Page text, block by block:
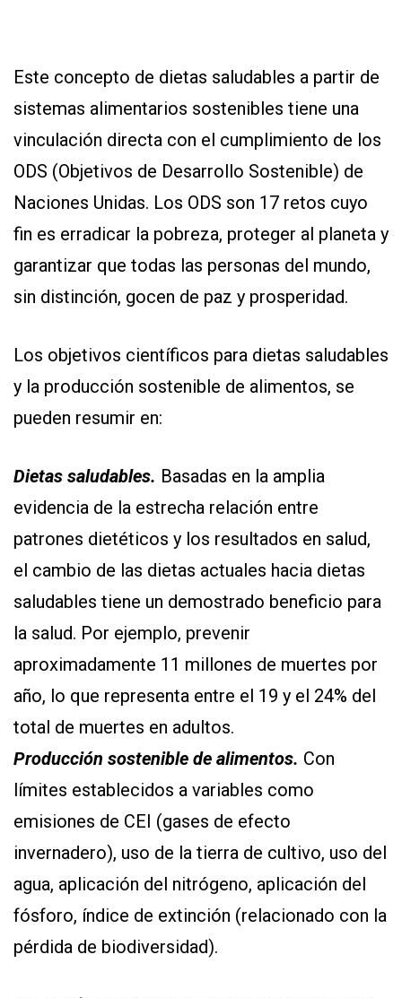
Este concepto de dietas saludables a partir de
sistemas alimentarios sostenibles tiene una
vinculación directa con el cumplimiento de los
ODS (Objetivos de Desarrollo Sostenible) de
Naciones Unidas. Los ODS son 17 retos cuyo
fin es erradicar la pobreza, proteger al planeta y
garantizar que todas las personas del mundo,
sin distinción, gocen de paz y prosperidad.
Los objetivos científicos para dietas saludables
y la producción sostenible de alimentos, se
pueden resumir en:
Dietas saludables. Basadas en la amplia
evidencia de la estrecha relación entre
patrones dietéticos y los resultados en salud,
el cambio de las dietas actuales hacia dietas
saludables tiene un demostrado beneficio para
la salud. Por ejemplo, prevenir
aproximadamente 11 millones de muertes por
año, lo que representa entre el 19 y el 24% del
total de muertes en adultos.
Producción sostenible de alimentos. Con
límites establecidos a variables como
emisiones de CEI (gases de efecto
invernadero), uso de la tierra de cultivo, uso del
agua, aplicación del nitrógeno, aplicación del
fósforo, índice de extinción (relacionado con la
pérdida de biodiversidad).